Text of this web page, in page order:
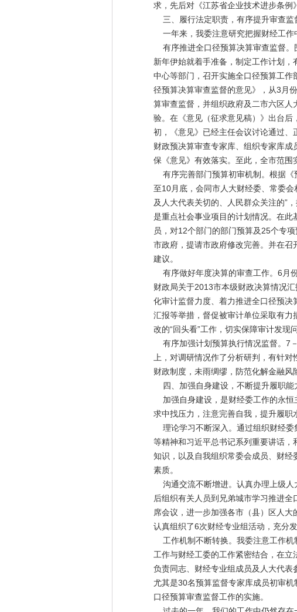
求，先后对《江苏省企业技术进步条例
三、履行法定职责，有序提升审查监
一年来，我委注意研究把握财经工作
有序推进全口径预算决算审查监督。
新年伊始就着手准备，制定工作计划
中心等部门，召开实施全口径预算工
径预算决算审查监督的意见》，从3月
算审查监督，并组织政府及二市六区
验。在《意见（征求意见稿）》出台
初，《意见》已经主任会议讨论通过
财政预决算审查专家库、组织专家库
保《意见》有效落实。至此，全市范围
有序完善部门预算初审机制。根据《
至10月底，会同市人大财经委、常委
及人大代表关切的、人民群众关注的”
是重点社会事业项目的计划情况。在
员，对12个部门的部门预算及25个专
市政府，提请市政府修改完善。并在
建议。
有序做好年度决算的审查工作。6月
财政局关于2013市本级财政决算情况
化审计监督力度、着力推进全口径预
汇报等举措，督促被审计单位采取有
改的“回头看”工作，切实保障审计发现
有序加强计划预算执行情况监督。7
上，对调研情况作了分析研判，有针
财政制度，未雨绸缪，防范化解金融风
四、加强自身建设，不断提升履职能
加强自身建设，是财经委工作的永恒
求中找压力，注意完善自我，提升履职
理论学习不断深入。通过组织财经委
等精神和习近平总书记系列重要讲话
知识，以及自我组织常委会成员、财
素质。
沟通交流不断增进。认真办理上级人
后组织有关人员到兄弟城市学习推进
席会议，进一步加强各市（县）区人
认真组织了6次财经专业组活动，充分
工作机制不断转换。我委注意工作机
工作与财经工委的工作紧密结合，在
负责同志、财经专业组成员及人大代表
尤其是30名预算监督专家库成员初审
口径预算审查监督工作的实施。